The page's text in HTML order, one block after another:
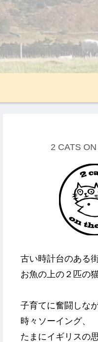
2 CATS
古い時計台のある
お魚の上の２匹の
子育てに奮闘しな
時々ソーイング、
たまにイギリスの